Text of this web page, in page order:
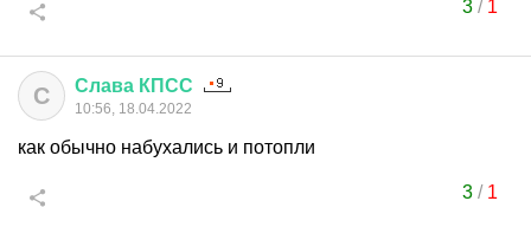
3/ 1
С Слава КПСС
10:56, 18.04.2022
как обычно набухались и потопли
3/ 1